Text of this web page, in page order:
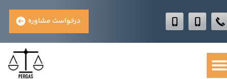
درخواست مشاوره